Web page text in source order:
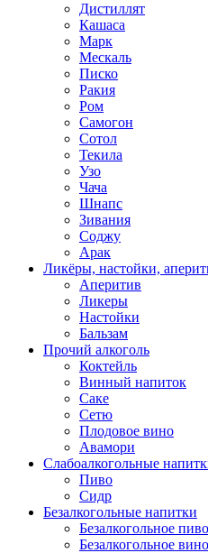
Дистиллят
Кашаса
Марк
Мескаль
Писко
Ракия
Ром
Самогон
Сотол
Текила
Узо
Чача
Шнапс
Зивания
Соджу
Арак
Ликёры, настойки,
Аперитив
Ликеры
Настойки
Бальзам
Прочий алкоголь
Коктейль
Винный напиток
Саке
Сетю
Плодовое вино
Авамори
Слабоалкогольные
Пиво
Сидр
Безалкогольные напитки
Безалкогольное пиво
Безалкогольное вино